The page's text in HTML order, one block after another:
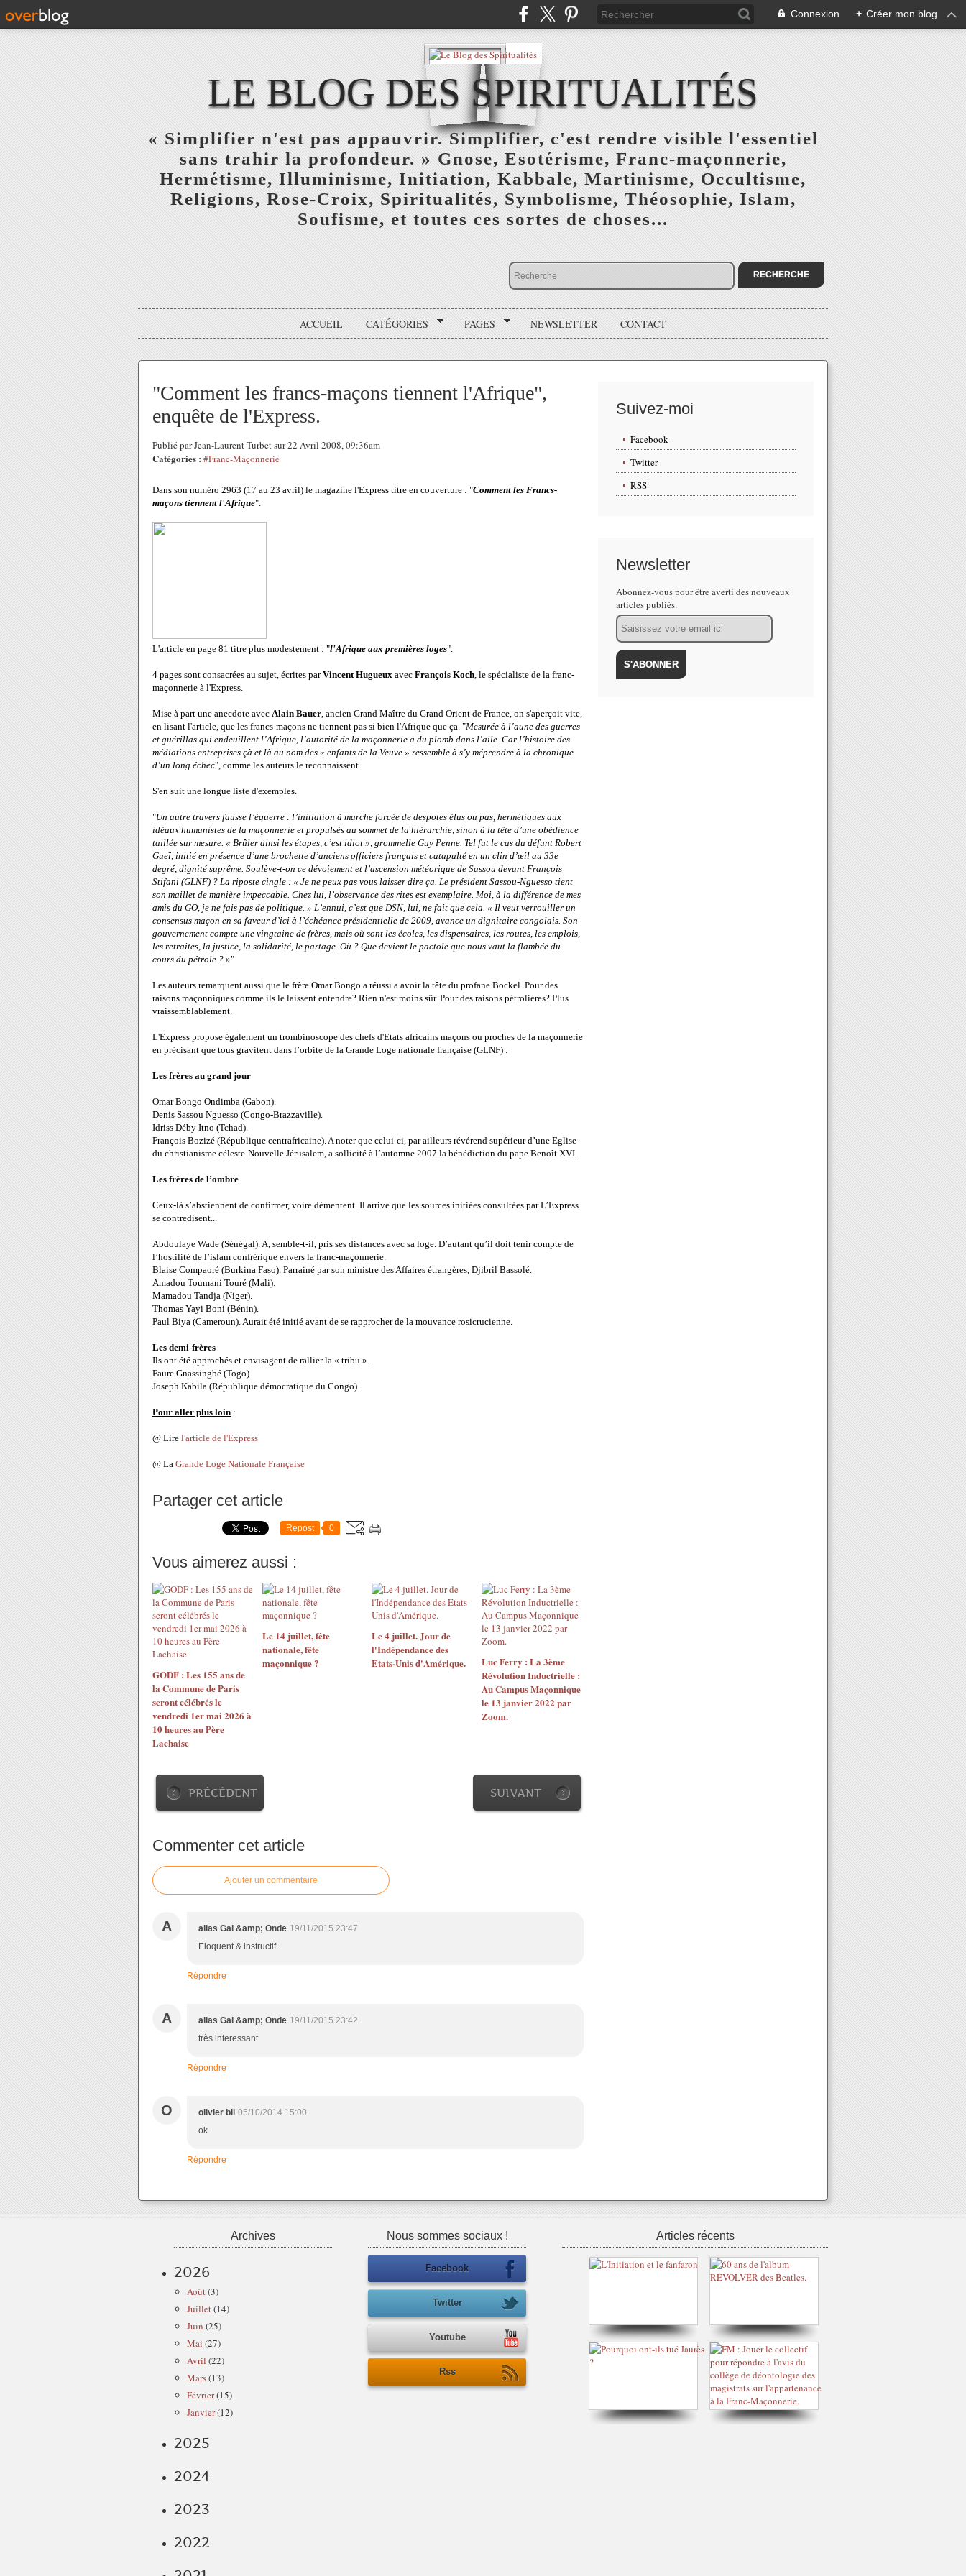
Connexion + Créer mon blog
LE BLOG DES SPIRITUALITÉS
« Simplifier n'est pas appauvrir. Simplifier, c'est rendre visible l'essentiel
sans trahir la profondeur. » Gnose, Esotérisme, Franc-maçonnerie,
Hermétisme, Illuminisme, Initiation, Kabbale, Martinisme, Occultisme,
Religions, Rose-Croix, Spiritualités, Symbolisme, Théosophie, Islam,
Soufisme, et toutes ces sortes de choses...
ACCUEIL CATÉGORIES PAGES NEWSLETTER CONTACT
"Comment les francs-maçons tiennent l'Afrique",
enquête de l'Express.
Publié par Jean-Laurent Turbet sur 22 Avril 2008, 09:36am
Catégories : #Franc-Maçonnerie
Dans son numéro 2963 (17 au 23 avril) le magazine l'Express titre en couverture : "Comment les Francs-
maçons tiennent l'Afrique".
L'article en page 81 titre plus modestement : "l'Afrique aux premières loges".
4 pages sont consacrées au sujet, écrites parVincent Hugueux avec François Koch, le spécialiste de la franc-
maçonnerie à l'Express.
Mise à part une anecdote avec Alain Bauer, ancien Grand Maître du Grand Orient de France, on s'aperçoit vite,
en lisant l'article, que les francs-maçons ne tiennent pas si bien l'Afrique que ça. "Mesurée à l’aune des guerres
et guérillas qui endeuillent l’Afrique, l’autorité de la maçonnerie a du plomb dans l’aile. Car l’histoire des
médiations entreprises çà et là au nom des « enfants de la Veuve » ressemble à s’y méprendre à la chronique
d’un long échec", comme les auteurs le reconnaissent.
S'en suit une longue liste d'exemples.
"Un autre travers fausse l’équerre : l’initiation à marche forcée de despotes élus ou pas, hermétiques aux
idéaux humanistes de la maçonnerie et propulsés au sommet de la hiérarchie, sinon à la tête d’une obédience
taillée sur mesure. « Brûler ainsi les étapes, c’est idiot », grommelle Guy Penne. Tel fut le cas du défunt Robert
Gueï, initié en présence d’une brochette d’anciens officiers français et catapulté en un clin d’œil au 33e
degré, dignité suprême. Soulève-t-on ce dévoiement et l’ascension météorique de Sassou devant François
Stifani (GLNF) ? La riposte cingle : « Je ne peux pas vous laisser dire ça. Le président Sassou-Nguesso tient
son maillet de manière impeccable. Chez lui, l’observance des rites est exemplaire. Moi, à la différence de mes
amis du GO, je ne fais pas de politique. » L’ennui, c’est que DSN, lui, ne fait que cela. « Il veut verrouiller un
consensus maçon en sa faveur d’ici à l’échéance présidentielle de 2009, avance un dignitaire congolais. Son
gouvernement compte une vingtaine de frères, mais où sont les écoles, les dispensaires, les routes, les emplois,
les retraites, la justice, la solidarité, le partage. Où ? Que devient le pactole que nous vaut la flambée du
cours du pétrole ? »"
Les auteurs remarquent aussi que le frère Omar Bongo a réussi a avoir la tête du profane Bockel. Pour des
raisons maçonniques comme ils le laissent entendre? Rien n'est moins sûr. Pour des raisons pétrolières? Plus
vraissemblablement.
L'Express propose également un trombinoscope des chefs d'Etats africains maçons ou proches de la maçonnerie
en précisant que tous gravitent dans l’orbite de la Grande Loge nationale française (GLNF) :
Les frères au grand jour
Omar Bongo Ondimba (Gabon).
Denis Sassou Nguesso (Congo-Brazzaville).
Idriss Déby Itno (Tchad).
François Bozizé (République centrafricaine). A noter que celui-ci, par ailleurs révérend supérieur d’une Eglise
du christianisme céleste-Nouvelle Jérusalem, a sollicité à l’automne 2007 la bénédiction du pape Benoît XVI.
Les frères de l’ombre
Ceux-là s’abstiennent de confirmer, voire démentent. Il arrive que les sources initiées consultées par L’Express
se contredisent...
Abdoulaye Wade (Sénégal). A, semble-t-il, pris ses distances avec sa loge. D’autant qu’il doit tenir compte de
l’hostilité de l’islam confrérique envers la franc-maçonnerie.
Blaise Compaoré (Burkina Faso). Parrainé par son ministre des Affaires étrangères, Djibril Bassolé.
Amadou Toumani Touré (Mali).
Mamadou Tandja (Niger).
Thomas Yayi Boni (Bénin).
Paul Biya (Cameroun). Aurait été initié avant de se rapprocher de la mouvance rosicrucienne.
Les demi-frères
Ils ont été approchés et envisagent de rallier la « tribu ».
Faure Gnassingbé (Togo).
Joseph Kabila (République démocratique du Congo).
Pour aller plus loin :
@ Lire l'article de l'Express
@ La Grande Loge Nationale Française
Partager cet article
Repost 0
Vous aimerez aussi :
GODF : Les 155 ans de
la Commune de Paris
seront célébrés le
vendredi 1er mai 2026 à
10 heures au Père
Lachaise
Le 14 juillet, fête
nationale, fête
maçonnique ?
Le 4 juillet. Jour de
l'Indépendance des
Etats-Unis d'Amérique.
Luc Ferry : La 3ème
Révolution Inductrielle :
Au Campus Maçonnique
le 13 janvier 2022 par
Zoom.
PRÉCÉDENT SUIVANT
Commenter cet article
Ajouter un commentaire
A alias Gal &amp; Onde 19/11/2015 23:47
Eloquent & instructif .
Répondre
A alias Gal &amp; Onde 19/11/2015 23:42
très interessant
Répondre
O olivier bli 05/10/2014 15:00
ok
Répondre
Suivez-moi
Facebook
Twitter
RSS
Newsletter
Abonnez-vous pour être averti des nouveaux
articles publiés.
Email
Archives
2026
Août(3)
Juillet(14)
Juin (25)
Mai (27)
Avril (22)
Mars(13)
Février(15)
Janvier(12)
2025
2024
2023
2022
Nous sommes sociaux !
Facebook
Twitter
Youtube
Rss
Articles récents